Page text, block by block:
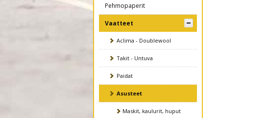
Pehmopaperit
Vaatteet
Aclima - Doublewool
Takit - Untuva
Paidat
Asusteet
Maskit, kaulurit, huput